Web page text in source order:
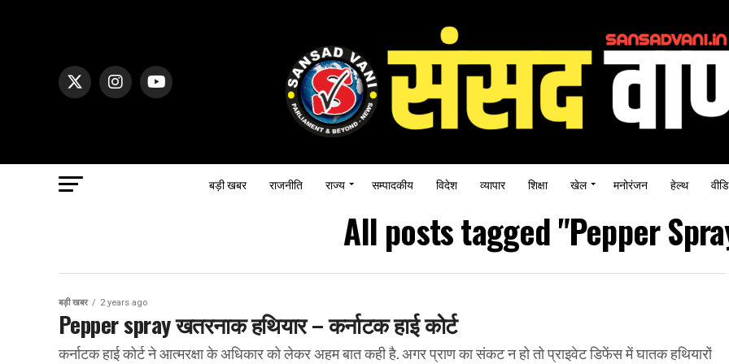
बड़ी खबर राजनीति राज्य सम्पादकीय विदेश व्यापार शिक्षा खेल मनोरंजन हेल्थ
All posts tagged "Pepper
बड़ी खबर 2 years ago
Pepper spray खतरनाक हथियार – कर्नाटक हाई कोर्ट
कर्नाटक हाई कोर्ट ने आत्मरक्षा के अधिकार को लेकर अहम बात कही है. अगर प्राण का संकट न हो तो प्राइवेट डिफेंस में घातक हथियारों